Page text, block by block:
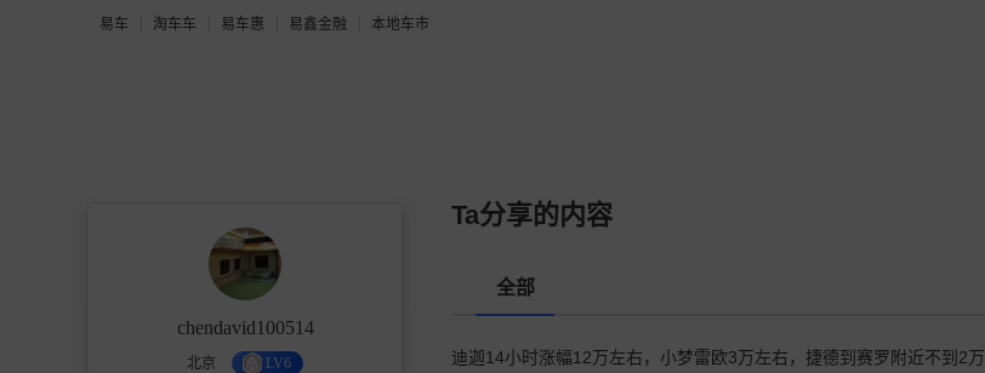
易车 淘车车 易车惠 易鑫金融 本地车市
chendavid100514
北京 LV6
Ta分享的内容
全部
迪迦14小时涨幅12万左右，小梦雷欧3万左右，捷德到赛罗附近不到2万